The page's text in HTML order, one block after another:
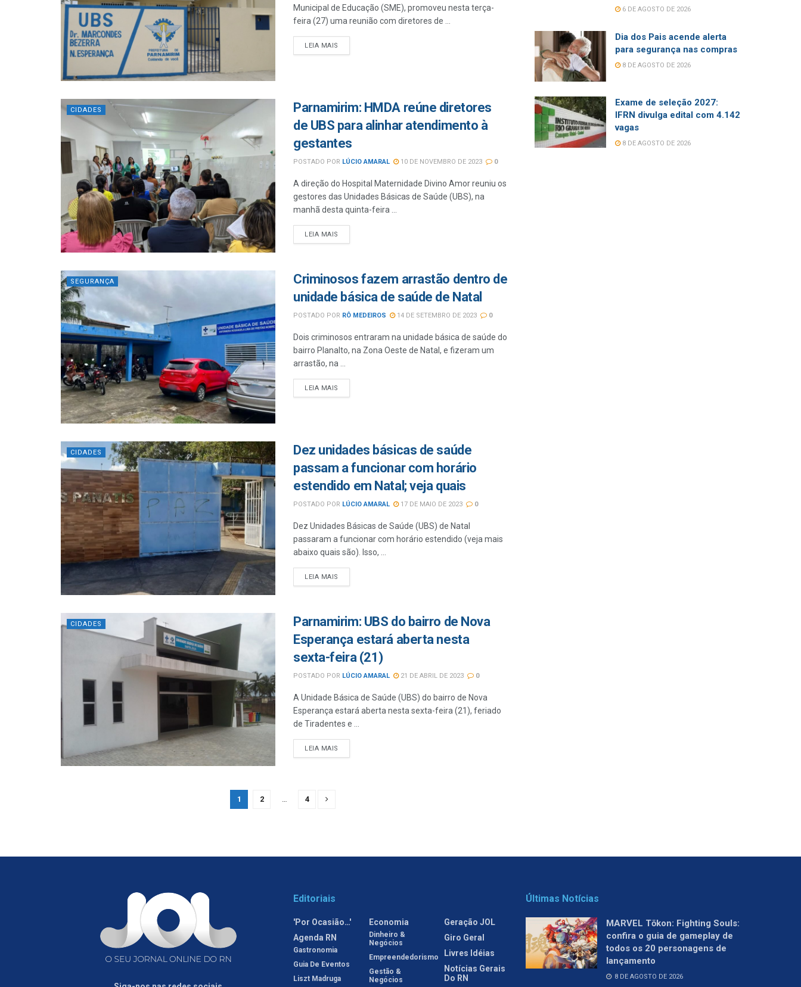
Municipal de Educação (SME), promoveu nesta terça-
feira (27) uma reunião com diretores de ...
LEIA MAIS
CIDADES
Parnamirim: HMDA reúne diretores
de UBS para alinhar atendimento à
gestantes
POSTADO POR LÚCIO AMARAL 10 DE NOVEMBRO DE 2023 0
A direção do Hospital Maternidade Divino Amor reuniu os
gestores das Unidades Básicas de Saúde (UBS), na
manhã desta quinta-feira ...
LEIA MAIS
SEGURANÇA
Criminosos fazem arrastão dentro de
unidade básica de saúde de Natal
POSTADO POR RÔ MEDEIROS 14 DE SETEMBRO DE 2023 0
Dois criminosos entraram na unidade básica de saúde do
bairro Planalto, na Zona Oeste de Natal, e fizeram um
arrastão, na ...
LEIA MAIS
CIDADES
Dez unidades básicas de saúde
passam a funcionar com horário
estendido em Natal; veja quais
POSTADO POR LÚCIO AMARAL 17 DE MAIO DE 2023 0
Dez Unidades Básicas de Saúde (UBS) de Natal
passaram a funcionar com horário estendido (veja mais
abaixo quais são). Isso, ...
LEIA MAIS
CIDADES
Parnamirim: UBS do bairro de Nova
Esperança estará aberta nesta
sexta-feira (21)
POSTADO POR LÚCIO AMARAL 21 DE ABRIL DE 2023 0
A Unidade Básica de Saúde (UBS) do bairro de Nova
Esperança estará aberta nesta sexta-feira (21), feriado
de Tiradentes e ...
LEIA MAIS
1 2 4
6 DE AGOSTO DE 2026
Dia dos Pais acende alerta
para segurança nas compras
8 DE AGOSTO DE 2026
Exame de seleção 2027:
IFRN divulga edital com 4.142
vagas
8 DE AGOSTO DE 2026
Editoriais
'Por Ocasião…'
Agenda RN
Gastronomia
Guia De Eventos
Liszt Madruga
Economia
Dinheiro &
Negócios
Empreendedorismo
Gestão &
Negócios
Geração JOL
Giro Geral
Livres Idéias
Notícias Gerais
Do RN
Últimas Notícias
MARVEL Tōkon: Fighting Souls:
confira o guia de gameplay de
todos os 20 personagens de
lançamento
8 DE AGOSTO DE 2026